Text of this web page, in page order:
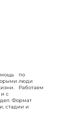
по
люди
Работаем
с
Формат
стадии и